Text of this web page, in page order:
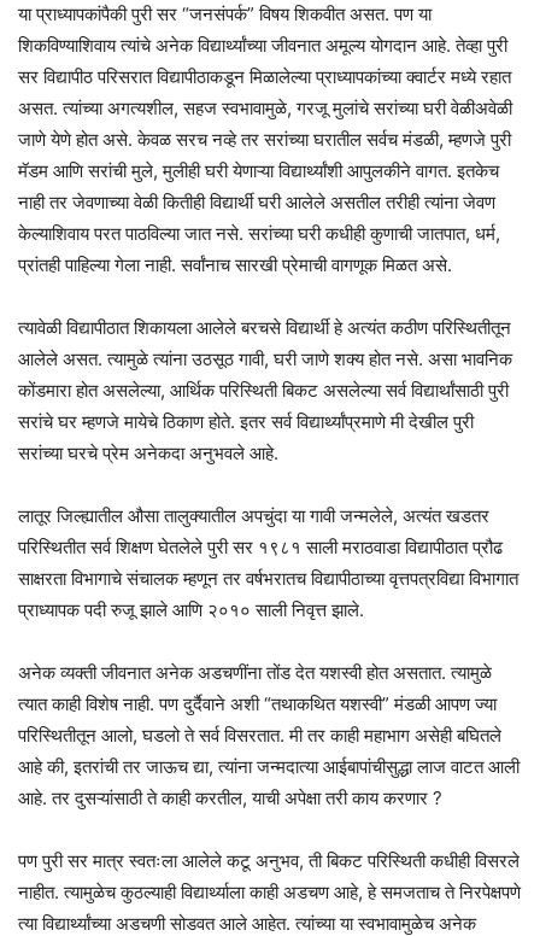
या प्राध्यापकांपैकी पुरी सर “जनसंपर्क” विषय शिकवीत असत. पण या
शिकविण्याशिवाय त्यांचे अनेक विद्यार्थ्यांच्या जीवनात अमूल्य योगदान आहे. तेव्हा पुरी
सर विद्यापीठ परिसरात विद्यापीठाकडून मिळालेल्या प्राध्यापकांच्या क्वार्टर मध्ये रहात
असत. त्यांच्या अगत्यशील, सहज स्वभावामुळे, गरजू मुलांचे सरांच्या घरी वेळीअवेळी
जाणे येणे होत असे. केवळ सरच नव्हे तर सरांच्या घरातील सर्वच मंडळी, म्हणजे पुरी
मॅडम आणि सरांची मुले, मुलीही घरी येणाऱ्या विद्यार्थ्यांशी आपुलकीने वागत. इतकेच
नाही तर जेवणाच्या वेळी कितीही विद्यार्थी घरी आलेले असतील तरीही त्यांना जेवण
केल्याशिवाय परत पाठविल्या जात नसे. सरांच्या घरी कधीही कुणाची जातपात, धर्म,
प्रांतही पाहिल्या गेला नाही. सर्वांनाच सारखी प्रेमाची वागणूक मिळत असे.
त्यावेळी विद्यापीठात शिकायला आलेले बरचसे विद्यार्थी हे अत्यंत कठीण परिस्थितीतून
आलेले असत. त्यामुळे त्यांना उठसूठ गावी, घरी जाणे शक्य होत नसे. असा भावनिक
कोंडमारा होत असलेल्या, आर्थिक परिस्थिती बिकट असलेल्या सर्व विद्यार्थांसाठी पुरी
सरांचे घर म्हणजे मायेचे ठिकाण होते. इतर सर्व विद्यार्थ्यांप्रमाणे मी देखील पुरी
सरांच्या घरचे प्रेम अनेकदा अनुभवले आहे.
लातूर जिल्ह्यातील औसा तालुक्यातील अपचुंदा या गावी जन्मलेले, अत्यंत खडतर
परिस्थितीत सर्व शिक्षण घेतलेले पुरी सर १९८१ साली मराठवाडा विद्यापीठात प्रौढ
साक्षरता विभागाचे संचालक म्हणून तर वर्षभरातच विद्यापीठाच्या वृत्तपत्रविद्या विभागात
प्राध्यापक पदी रुजू झाले आणि २०१० साली निवृत्त झाले.
अनेक व्यक्ती जीवनात अनेक अडचणींना तोंड देत यशस्वी होत असतात. त्यामुळे
त्यात काही विशेष नाही. पण दुर्दैवाने अशी “तथाकथित यशस्वी” मंडळी आपण ज्या
परिस्थितीतून आलो, घडलो ते सर्व विसरतात. मी तर काही महाभाग असेही बघितले
आहे की, इतरांची तर जाऊच द्या, त्यांना जन्मदात्या आईबापांचीसुद्धा लाज वाटत आली
आहे. तर दुसऱ्यांसाठी ते काही करतील, याची अपेक्षा तरी काय करणार ?
पण पुरी सर मात्र स्वतःला आलेले कटू अनुभव, ती बिकट परिस्थिती कधीही विसरले
नाहीत. त्यामुळेच कुठल्याही विद्यार्थ्याला काही अडचण आहे, हे समजताच ते निरपेक्षपणे
त्या विद्यार्थ्यांच्या अडचणी सोडवत आले आहेत. त्यांच्या या स्वभावामुळेच अनेक